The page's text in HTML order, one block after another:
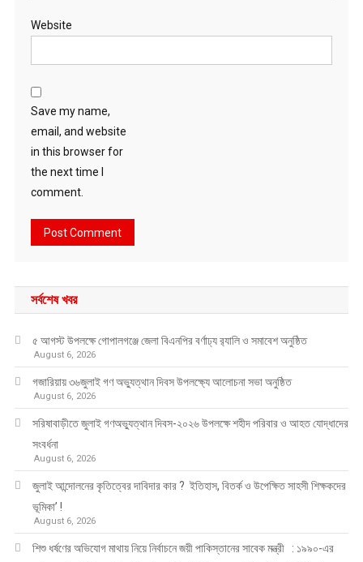
Website
Save my name,
email, and website
in this browser for
the next time I
comment.
সর্বশেষ খবর
৫ আগস্ট উপলক্ষে গোপালগঞ্জে জেলা বিএনপির বর্ণাঢ্য র‍্যালি ও সমাবেশ অনুষ্ঠিত
August 6, 2026
গজারিয়ায় ৩৬জুলাই গণ অভ্যুত্থান দিবস উপলক্ষ্যে আলোচনা সভা অনুষ্ঠিত
August 6, 2026
সরিষাবাড়ীতে জুলাই গণঅভ্যুত্থান দিবস-২০২৬ উপলক্ষে শহীদ পরিবার ও আহত যোদ্ধাদের
সংবর্ধনা
August 6, 2026
জুলাই আন্দোলনের কৃতিত্বের দাবিদার কার ? ইতিহাস, বিতর্ক ও উপেক্ষিত সাহসী শিক্ষকদের
ভূমিকা’ !
August 6, 2026
শিশু ধর্ষণের অভিযোগ মাথায় নিয়ে নির্বাচনে জয়ী পাকিস্তানের সাবেক মন্ত্রী : ১৯৯০-এর